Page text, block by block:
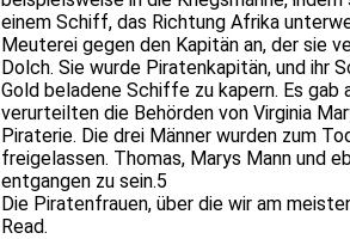
einem Schiff, das Richtung Afrika
Meuterei gegen den Kapitän an, der sie
Dolch. Sie wurde Piratenkapitän, und ihr
Gold beladene Schiffe zu kapern. Es
verurteilten die Behörden von Virginia
Piraterie. Die drei Männer wurden zum
freigelassen. Thomas, Marys Mann und
entgangen zu sein.5
Die Piratenfrauen, über die wir am
Read.